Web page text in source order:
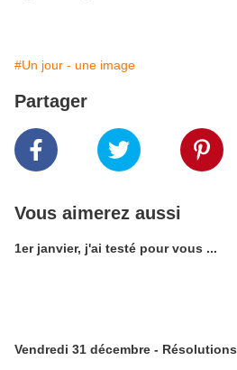
#Un jour - une image
Partager
Vous aimerez aussi
1er janvier, j'ai testé pour vous ...
Vendredi 31 décembre - Résolutions